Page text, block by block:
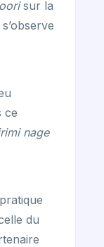
sur la
ce
nage
du